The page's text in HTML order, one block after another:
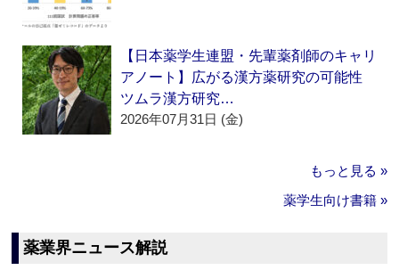
【日本薬学生連盟・先輩薬剤師のキャリ
アノート】広がる漢方薬研究の可能性
ツムラ漢方研究…
2026年07月31日 (金)
もっと見る »
薬学生向け書籍 »
薬業界ニュース解説